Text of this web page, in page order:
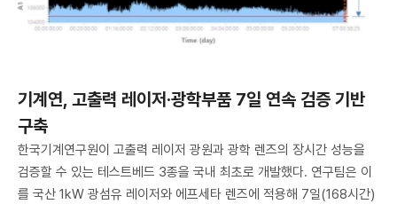
기계연, 고출력 레이저·광학부품 7일 연속 검증 기반
구축
한국기계연구원이 고출력 레이저 광원과 광학 렌즈의 장시간 성능을
검증할 수 있는 테스트베드 3종을 국내 최초로 개발했다. 연구팀은 이
를 국산 1kW 광섬유 레이저와 에프세타 렌즈에 적용해 7일(168시간)